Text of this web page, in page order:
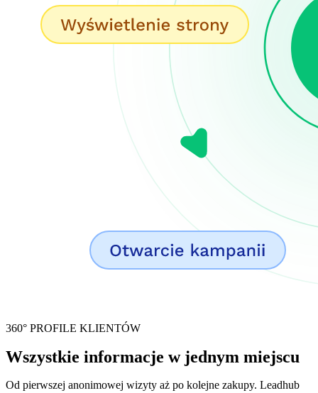
360° PROFILE KLIENTÓW
Wszystkie informacje w jednym miejscu
Od pierwszej anonimowej wizyty aż po kolejne zakupy. Leadhub